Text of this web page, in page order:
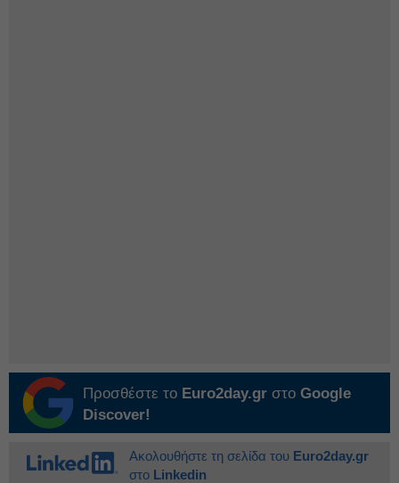
Προσθέστε το Euro2day.gr στο Google
Discover!
Ακολουθήστε τη σελίδα του Euro2day.gr
στο Linkedin